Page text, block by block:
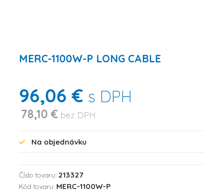
MERC-1100W-P LONG CABLE
96,06 € s DPH
78,10 € bez DPH
Na objednávku
Číslo tovaru: 213327
Kód tovaru: MERC-1100W-P